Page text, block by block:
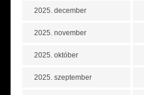
2025. december
2025. november
2025. október
2025. szeptember